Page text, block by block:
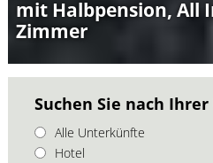
mit Halbpension, All
Zimmer
Suchen Sie nach
Alle Unterkünfte
Hotel